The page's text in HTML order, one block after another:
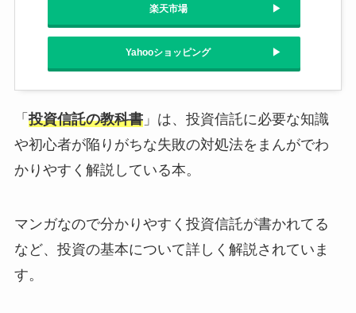
楽天市場
Yahooショッピング
「 投資信託の教科書」は、投資信託に必要な知識
や初心者が陥りがちな失敗の対処法をまんがでわ
かりやすく解説している本。
マンガなので分かりやすく投資信託が書かれてる
など、投資の基本について詳しく解説されていま
す。